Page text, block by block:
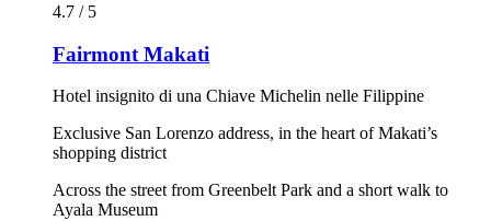
4.7 / 5
Fairmont Makati
Hotel insignito di una Chiave Michelin nelle Filippine
Exclusive San Lorenzo address, in the heart of Makati’s
shopping district
Across the street from Greenbelt Park and a short walk to
Ayala Museum